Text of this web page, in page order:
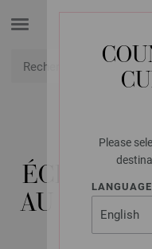
Please
LANGUAGE
ÉCHARPE
AU